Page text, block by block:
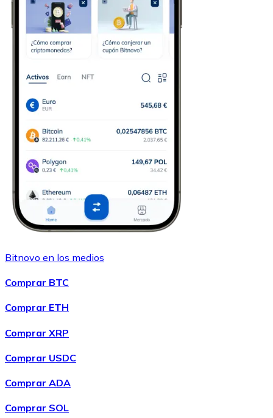
Bitnovo en los medios
Comprar BTC
Comprar ETH
Comprar XRP
Comprar USDC
Comprar ADA
Comprar SOL